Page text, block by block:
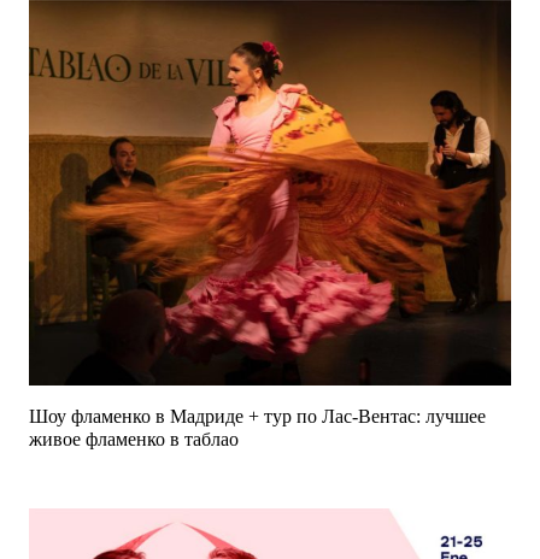
Шоу фламенко в Мадриде + тур по Лас-Вентас: лучшее
живое фламенко в таблао